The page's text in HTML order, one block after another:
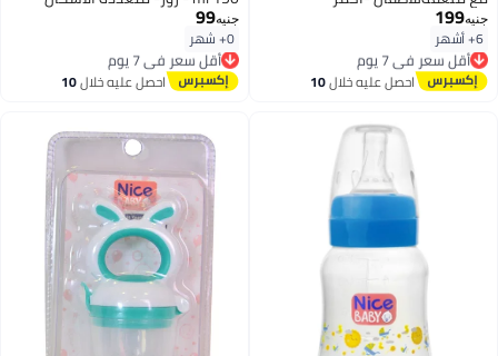
جنيه199
6+ أشهر أقل سعر في 7 يوم
توصيل مجاني
أقل سعر في 7 يوماحصل عليه خلال10
جنيه99
0+ شهر أقل سعر في 7 يوم
توصيل مجاني
أقل سعر في 7 يوماحصل عليه خلال10